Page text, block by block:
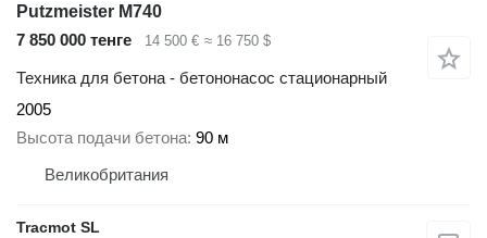
Putzmeister M740
7 850 000 тенге
14 500 € ≈ 16 750 $
Техника для бетона - бетононасос стационарный
2005
Высота подачи бетона 90 м
Великобритания
Tracmot SL